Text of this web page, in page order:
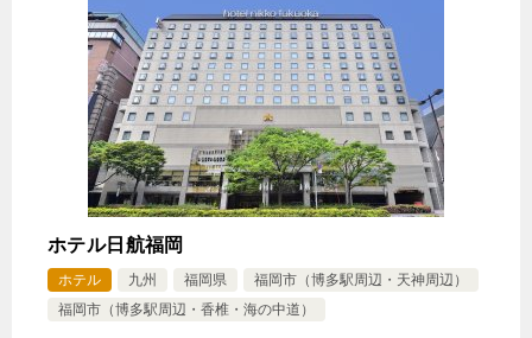
ホテル日航福岡
ホテル 九州 福岡県
福岡市（博多駅周辺・天神周辺）
福岡市（博多駅周辺・香椎・海の中道）